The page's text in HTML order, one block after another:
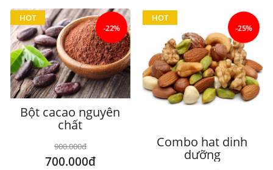
Bột cacao nguyên
chất
700.000đ
900.000đ
HOT
-22%
Combo hat dinh
dưỡng
HOT
-25%